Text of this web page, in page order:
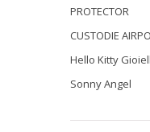
PROTECTOR
CUSTODIE
Hello Kitty
Sonny Angel